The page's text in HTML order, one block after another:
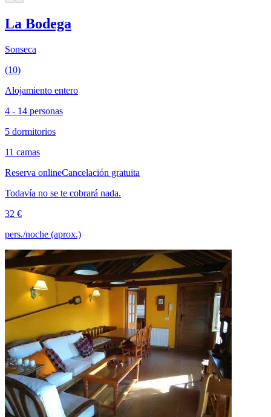
La Bodega
Sonseca
(10)
Alojamiento entero
4 - 14 personas
5 dormitorios
11 camas
Reserva onlineCancelación gratuita
Todavía no se te cobrará nada.
32 €
pers./noche (aprox.)